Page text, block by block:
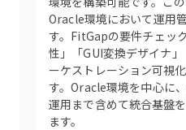
Oracle環境において運用
す。FitGapの要件チェッ
性」「GUI変換デザイナ
ーケストレーション可視
す。Oracle環境を中心に
運用まで含めて統合基盤
ます。